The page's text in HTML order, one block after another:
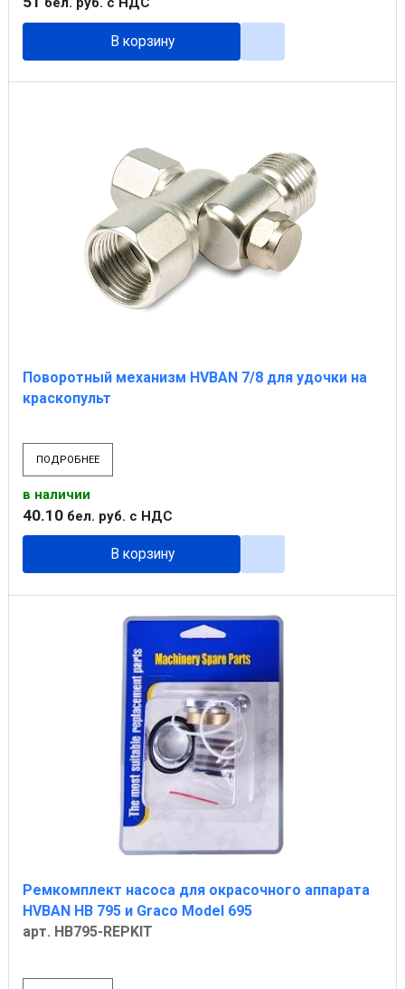
В корзину
Поворотный механизм HVBAN 7/8 для удочки на
краскопульт
ПОДРОБНЕЕ
в наличии
40.10 бел. руб. с НДС
В корзину
Ремкомплект насоса для окрасочного аппарата
HVBAN НВ 795 и Graco Model 695
арт. HB795-REPKIT